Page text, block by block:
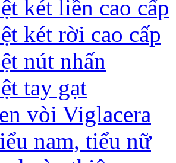
két liền cao cấp
két rời cao cấp
nút nhấn
tay gạt
vòi Viglacera
nam, tiểu nữ